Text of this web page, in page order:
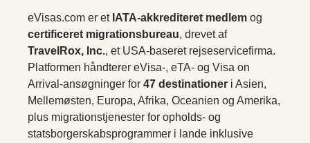
eVisas.com er et IATA-akkrediteret medlem og
certificeret migrationsbureau, drevet af
TravelRox, Inc., et USA-baseret rejseservicefirma.
Platformen håndterer eVisa-, eTA- og Visa on
Arrival-ansøgninger for 47 destinationer i Asien,
Mellemøsten, Europa, Afrika, Oceanien og Amerika,
plus migrationstjenester for opholds- og
statsborgerskabsprogrammer i lande inklusive